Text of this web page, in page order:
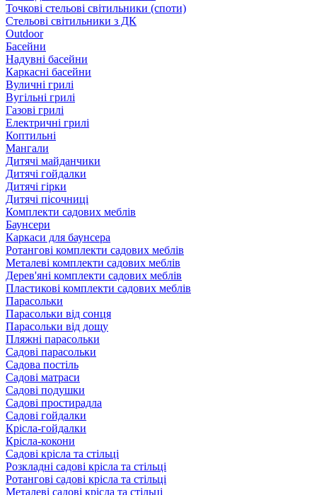
Точкові стельові світильники (споти)
Стельові світильники з ДК
Outdoor
Басейни
Надувні басейни
Каркасні басейни
Вуличні грилі
Вугільні грилі
Газові грилі
Електричні грилі
Коптильні
Мангали
Дитячі майданчики
Дитячі гойдалки
Дитячі гірки
Дитячі пісочниці
Комплекти садових меблів
Баунсери
Каркаси для баунсера
Ротангові комплекти садових меблів
Металеві комплекти садових меблів
Дерев'яні комплекти садових меблів
Пластикові комплекти садових меблів
Парасольки
Парасольки від сонця
Парасольки від дощу
Пляжні парасольки
Садові парасольки
Садова постіль
Садові матраси
Садові подушки
Садові простирадла
Садові гойдалки
Крісла-гойдалки
Крісла-кокони
Садові крісла та стільці
Розкладні садові крісла та стільці
Ротангові садові крісла та стільці
Металеві садові крісла та стільці